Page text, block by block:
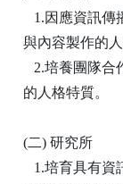
1.因應資訊傳
與內容製作的人
2.培養團隊合
的人格特質。
(二) 研究所
1.培育具有資